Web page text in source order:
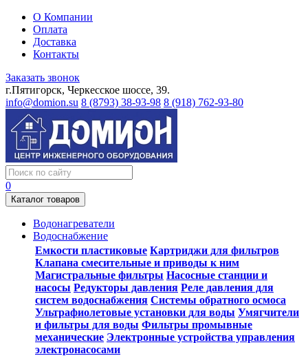
О Компании
Оплата
Доставка
Контакты
Заказать звонок
г.Пятигорск, Черкесское шоссе, 39.
info@domion.su 8 (8793) 38-93-98 8 (918) 762-93-80
0
Каталог товаров
Водонагреватели
Водоснабжение
Емкости пластиковые Картриджи для фильтров
Клапана смесительные и приводы к ним
Магистральные фильтры Насосные станции и
насосы Редукторы давления Реле давления для
систем водоснабжения Системы обратного осмоса
Ультрафиолетовые установки для воды Умягчители
и фильтры для воды Фильтры промывные
механические Электронные устройства управления
электронасосами